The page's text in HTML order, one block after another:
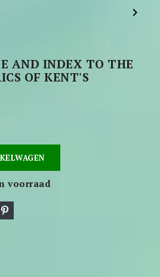

AND INDEX TO THE
OF KENT'S
voorraad